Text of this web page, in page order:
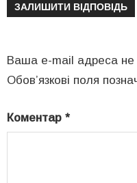
ЗАЛИШИТИ ВІДПОВІДЬ
Ваша e-mail адреса
Обов’язкові поля
Коментар *